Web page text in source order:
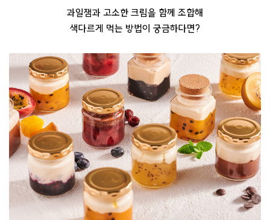
과일잼과 고소한 크림을 함께 조합해
색다르게 먹는 방법이 궁금하다면?